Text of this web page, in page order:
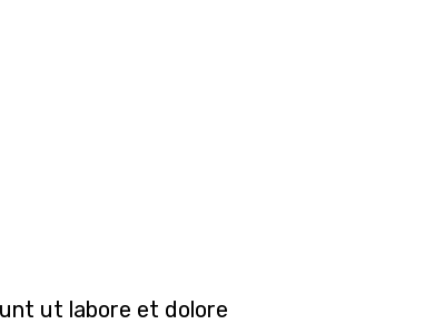
ut labore et dolore